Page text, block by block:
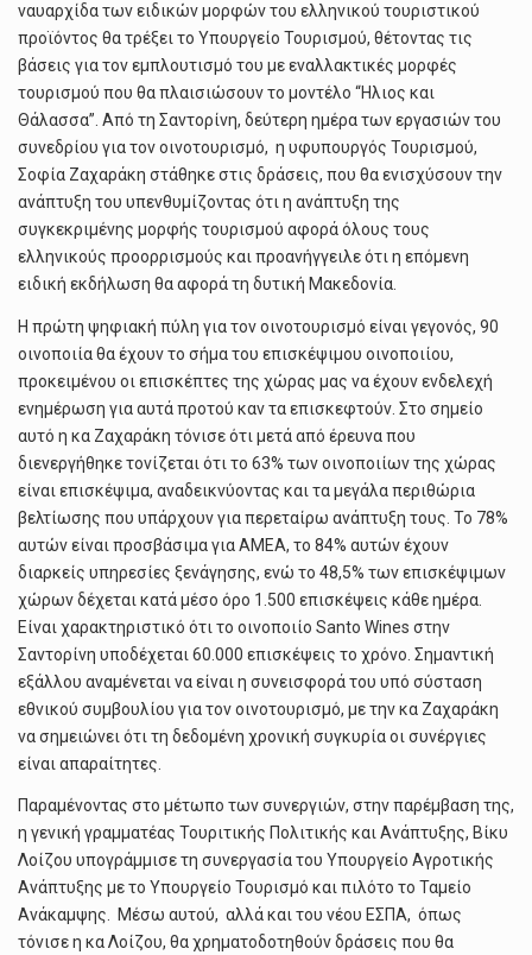
ναυαρχίδα των ειδικών μορφών του ελληνικού τουριστικού
προϊόντος θα τρέξει το Υπουργείο Τουρισμού, θέτοντας τις
βάσεις για τον εμπλουτισμό του με εναλλακτικές μορφές
τουρισμού που θα πλαισιώσουν το μοντέλο “Ηλιος και
Θάλασσα”. Από τη Σαντορίνη, δεύτερη ημέρα των εργασιών του
συνεδρίου για τον οινοτουρισμό, η υφυπουργός Τουρισμού,
Σοφία Ζαχαράκη στάθηκε στις δράσεις, που θα ενισχύσουν την
ανάπτυξη του υπενθυμίζοντας ότι η ανάπτυξη της
συγκεκριμένης μορφής τουρισμού αφορά όλους τους
ελληνικούς προορρισμούς και προανήγγειλε ότι η επόμενη
ειδική εκδήλωση θα αφορά τη δυτική Μακεδονία.
Η πρώτη ψηφιακή πύλη για τον οινοτουρισμό είναι γεγονός, 90
οινοποιία θα έχουν το σήμα του επισκέψιμου οινοποιίου,
προκειμένου οι επισκέπτες της χώρας μας να έχουν ενδελεχή
ενημέρωση για αυτά προτού καν τα επισκεφτούν. Στο σημείο
αυτό η κα Ζαχαράκη τόνισε ότι μετά από έρευνα που
διενεργήθηκε τονίζεται ότι το 63% των οινοποιίων της χώρας
είναι επισκέψιμα, αναδεικνύοντας και τα μεγάλα περιθώρια
βελτίωσης που υπάρχουν για περεταίρω ανάπτυξη τους. Το 78%
αυτών είναι προσβάσιμα για ΑΜΕΑ, το 84% αυτών έχουν
διαρκείς υπηρεσίες ξενάγησης, ενώ το 48,5% των επισκέψιμων
χώρων δέχεται κατά μέσο όρο 1.500 επισκέψεις κάθε ημέρα.
Είναι χαρακτηριστικό ότι το οινοποιίο Santo Wines στην
Σαντορίνη υποδέχεται 60.000 επισκέψεις το χρόνο. Σημαντική
εξάλλου αναμένεται να είναι η συνεισφορά του υπό σύσταση
εθνικού συμβουλίου για τον οινοτουρισμό, με την κα Ζαχαράκη
να σημειώνει ότι τη δεδομένη χρονική συγκυρία οι συνέργιες
είναι απαραίτητες.
Παραμένοντας στο μέτωπο των συνεργιών, στην παρέμβαση της,
η γενική γραμματέας Τουριτικής Πολιτικής και Ανάπτυξης, Βίκυ
Λοίζου υπογράμμισε τη συνεργασία του Υπουργείο Αγροτικής
Ανάπτυξης με το Υπουργείο Τουρισμό και πιλότο το Ταμείο
Ανάκαμψης. Μέσω αυτού, αλλά και του νέου ΕΣΠΑ, όπως
τόνισε η κα Λοίζου, θα χρηματοδοτηθούν δράσεις που θα